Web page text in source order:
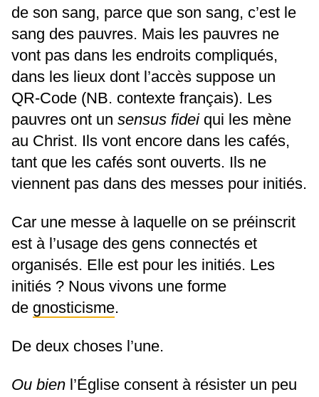
de son sang, parce que son sang, c’est le
sang des pauvres. Mais les pauvres ne
vont pas dans les endroits compliqués,
dans les lieux dont l’accès suppose un
QR-Code (NB. contexte français). Les
pauvres ont un sensus fideiqui les mène
au Christ. Ils vont encore dans les cafés,
tant que les cafés sont ouverts. Ils ne
viennent pas dans des messes pour initiés.
Car une messe à laquelle on se préinscrit
est à l’usage des gens connectés et
organisés. Elle est pour les initiés. Les
initiés ? Nous vivons une forme
de gnosticisme.
De deux choses l’une.
Ou bien l’Église consent à résister un peu